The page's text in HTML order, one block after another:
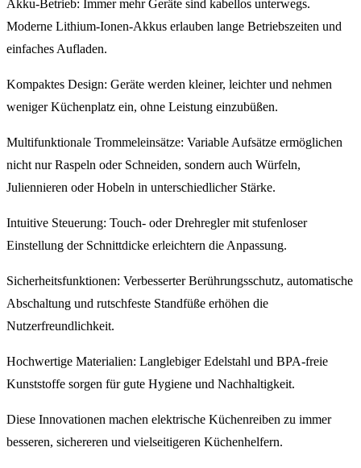
Akku-Betrieb: Immer mehr Geräte sind kabellos unterwegs.
Moderne Lithium-Ionen-Akkus erlauben lange Betriebszeiten und
einfaches Aufladen.
Kompaktes Design: Geräte werden kleiner, leichter und nehmen
weniger Küchenplatz ein, ohne Leistung einzubüßen.
Multifunktionale Trommeleinsätze: Variable Aufsätze ermöglichen
nicht nur Raspeln oder Schneiden, sondern auch Würfeln,
Juliennieren oder Hobeln in unterschiedlicher Stärke.
Intuitive Steuerung: Touch- oder Drehregler mit stufenloser
Einstellung der Schnittdicke erleichtern die Anpassung.
Sicherheitsfunktionen: Verbesserter Berührungsschutz, automatische
Abschaltung und rutschfeste Standfüße erhöhen die
Nutzerfreundlichkeit.
Hochwertige Materialien: Langlebiger Edelstahl und BPA-freie
Kunststoffe sorgen für gute Hygiene und Nachhaltigkeit.
Diese Innovationen machen elektrische Küchenreiben zu immer
besseren, sichereren und vielseitigeren Küchenhelfern.